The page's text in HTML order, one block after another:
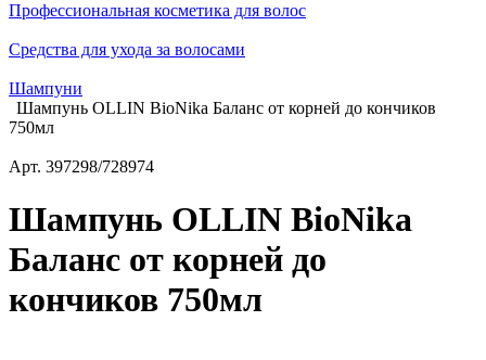
Профессиональная косметика для волос
Средства для ухода за волосами
Шампуни
Шампунь OLLIN BioNika Баланс от корней до кончиков
750мл
Арт. 397298/728974
Шампунь OLLIN BioNika
Баланс от корней до
кончиков 750мл